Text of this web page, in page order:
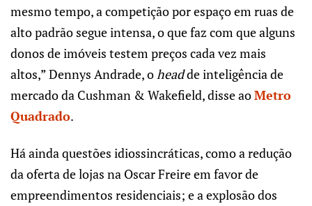
mesmo tempo, a competição por espaço em ruas de
alto padrão segue intensa, o que faz com que alguns
donos de imóveis testem preços cada vez mais
altos,” Dennys Andrade, oheadde inteligência de
mercado da Cushman & Wakefield, disse aoMetro
Quadrado.
Há ainda questões idiossincráticas, como a redução
da oferta de lojas na Oscar Freire em favor de
empreendimentos residenciais; e a explosão dos